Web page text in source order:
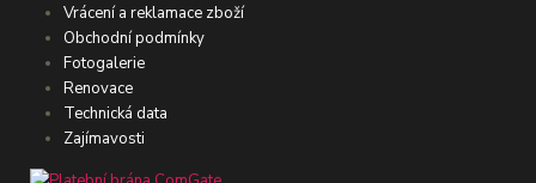
Vrácení a reklamace zboží
Obchodní podmínky
Fotogalerie
Renovace
Technická data
Zajímavosti